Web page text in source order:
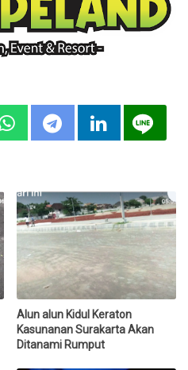
Alun alun Kidul Keraton
Kasunanan Surakarta Akan
Ditanami Rumput